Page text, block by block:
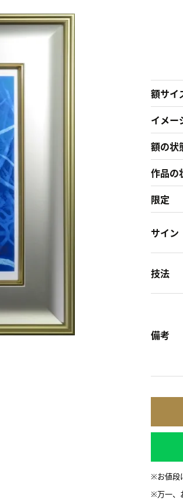
額サイ
イメー
額の状
作品の
限定
サイン
技法
備考
※お値段
※万一、